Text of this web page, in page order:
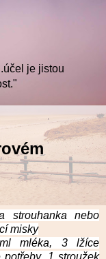
je jistou
strouhanka nebo
misky
mléka, 3 lžíce
1 stroužek